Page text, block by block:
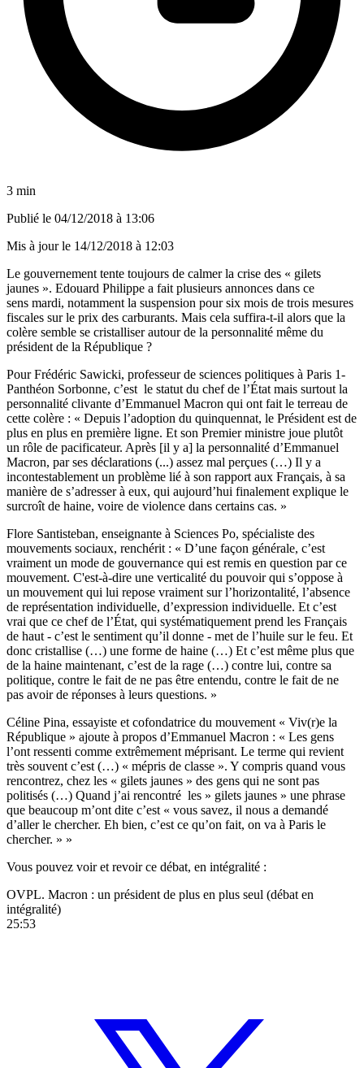
3 min
Publié le 04/12/2018 à 13:06
Mis à jour le 14/12/2018 à 12:03
Le gouvernement tente toujours de calmer la crise des « gilets
jaunes ». Edouard Philippe a fait plusieurs annonces dans ce
sens mardi, notamment la suspension pour six mois de trois mesures
fiscales sur le prix des carburants. Mais cela suffira-t-il alors que la
colère semble se cristalliser autour de la personnalité même du
président de la République ?
Pour Frédéric Sawicki, professeur de sciences politiques à Paris 1-
Panthéon Sorbonne, c’est le statut du chef de l’État mais surtout la
personnalité clivante d’Emmanuel Macron qui ont fait le terreau de
cette colère : « Depuis l’adoption du quinquennat, le Président est de
plus en plus en première ligne. Et son Premier ministre joue plutôt
un rôle de pacificateur. Après [il y a] la personnalité d’Emmanuel
Macron, par ses déclarations (...) assez mal perçues (…) Il y a
incontestablement un problème lié à son rapport aux Français, à sa
manière de s’adresser à eux, qui aujourd’hui finalement explique le
surcroît de haine, voire de violence dans certains cas. »
Flore Santisteban, enseignante à Sciences Po, spécialiste des
mouvements sociaux, renchérit : « D’une façon générale, c’est
vraiment un mode de gouvernance qui est remis en question par ce
mouvement. C'est-à-dire une verticalité du pouvoir qui s’oppose à
un mouvement qui lui repose vraiment sur l’horizontalité, l’absence
de représentation individuelle, d’expression individuelle. Et c’est
vrai que ce chef de l’État, qui systématiquement prend les Français
de haut - c’est le sentiment qu’il donne - met de l’huile sur le feu. Et
donc cristallise (…) une forme de haine (…) Et c’est même plus que
de la haine maintenant, c’est de la rage (…) contre lui, contre sa
politique, contre le fait de ne pas être entendu, contre le fait de ne
pas avoir de réponses à leurs questions. »
Céline Pina, essayiste et cofondatrice du mouvement « Viv(r)e la
République » ajoute à propos d’Emmanuel Macron : « Les gens
l’ont ressenti comme extrêmement méprisant. Le terme qui revient
très souvent c’est (…) « mépris de classe ». Y compris quand vous
rencontrez, chez les « gilets jaunes » des gens qui ne sont pas
politisés (…) Quand j’ai rencontré les » gilets jaunes » une phrase
que beaucoup m’ont dite c’est « vous savez, il nous a demandé
d’aller le chercher. Eh bien, c’est ce qu’on fait, on va à Paris le
chercher. » »
Vous pouvez voir et revoir ce débat, en intégralité :
OVPL. Macron : un président de plus en plus seul (débat en
intégralité)
25:53